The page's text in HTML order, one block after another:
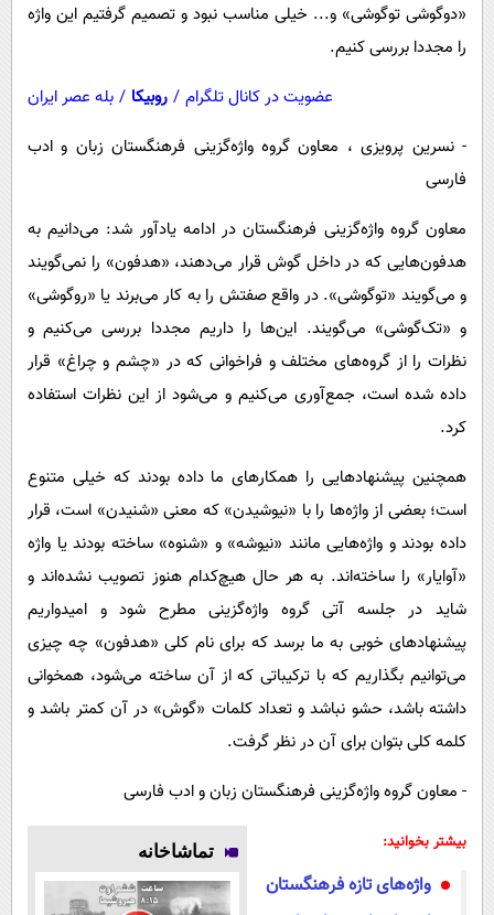
«دوگوشی توگوشی» و... خیلی مناسب نبود و تصمیم گرفتیم این واژه
را مجددا بررسی کنیم.
عضویت در کانال تلگرام / روبیکا / بله عصر ایران
- نسرین پرویزی ، معاون گروه واژه‌گزینی فرهنگستان زبان و ادب
فارسی
معاون گروه واژه‌گزینی فرهنگستان در ادامه یادآور شد: می‌دانیم به
هدفون‌هایی که در داخل گوش قرار می‌دهند، «هدفون» را نمی‌گویند
و می‌گویند «توگوشی». در واقع صفتش را به کار می‌برند یا «روگوشی»
و «تک‌گوشی» می‌گویند. این‌ها را داریم مجددا بررسی می‌کنیم و
نظرات را از گروه‌های مختلف و فراخوانی که در «چشم و چراغ» قرار
داده شده است، جمع‌آوری می‌کنیم و می‌شود از این نظرات استفاده
کرد.
همچنین پیشنهادهایی را همکارهای ما داده بودند که خیلی متنوع
است؛ بعضی از واژه‌ها را با «نیوشیدن» که معنی «شنیدن» است، قرار
داده بودند و واژه‌هایی مانند «نیوشه» و «شنوه» ساخته بودند یا واژه
«آوایار» را ساخته‌اند. به هر حال هیچ‌کدام هنوز تصویب نشده‌اند و
شاید در جلسه آتی گروه واژه‌گزینی مطرح شود و امیدواریم
پیشنهادهای خوبی به ما برسد که برای نام کلی «هدفون» چه چیزی
می‌توانیم بگذاریم که با ترکیباتی که از آن ساخته می‌شود، همخوانی
داشته باشد، حشو نباشد و تعداد کلمات «گوش» در آن کمتر باشد و
کلمه کلی بتوان برای آن در نظر گرفت.
- معاون گروه واژه‌گزینی فرهنگستان زبان و ادب فارسی
بیشتر بخوانید:
واژه‌های تازه فرهنگستان
تماشاخانه